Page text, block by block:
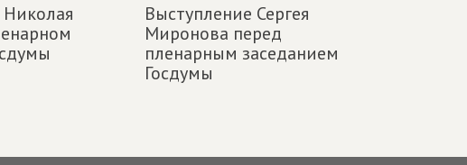
Выступление Сергея
Миронова перед
пленарным заседанием
Госдумы